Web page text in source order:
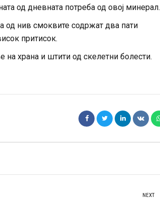
од дневната потреба од овој минерал.
од нив смоквите содржат два пати
притисок.
храна и штити од скелетни болести.
NEXT